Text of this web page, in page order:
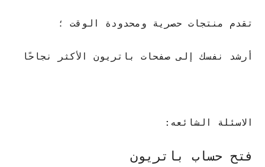
تقدم منتجات حصرية ومحدودة الوقت ؛
أرشد نفسك إلى صفحات باتريون الأكثر نجاحًا
الاسئلة الشائعه:
فتح حساب باتريون